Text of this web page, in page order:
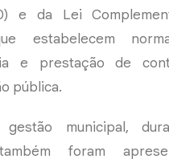
e da Lei
estabelecem
e prestação de
pública.
gestão municipal,
foram